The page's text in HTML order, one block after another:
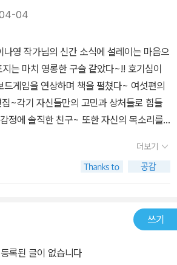
04
나영 작가님의 신간 소식에 설레이는 마음으
는 마치 영롱한 구슬 같았다~!! 호기심이
드게임을 연상하며 책을 펼쳤다~ 여섯편의
~각기 자신들만의 고민과 상처들로 힘들
정에 솔직한 친구~ 또한 자신의 목소리를
하고 미안하기도 하고 또 어느순간에는 미
아이들이 무엇을 원하는지 어떤 목소리를
의 친구들 그리고 이책을 읽
더보기
쓰기
등록된 글이 없습니다